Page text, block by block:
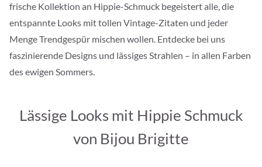
frische Kollektion an Hippie-Schmuck begeistert alle, die
entspannte Looks mit tollen Vintage-Zitaten und jeder
Menge Trendgespür mischen wollen. Entdecke bei uns
faszinierende Designs und lässiges Strahlen – in allen Farben
des ewigen Sommers.
Lässige Looks mit Hippie Schmuck
von Bijou Brigitte